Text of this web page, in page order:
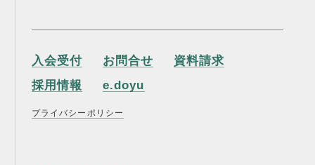
入会受付 お問合せ
資料請求
採用情報
e.doyu
プライバシーポリシー